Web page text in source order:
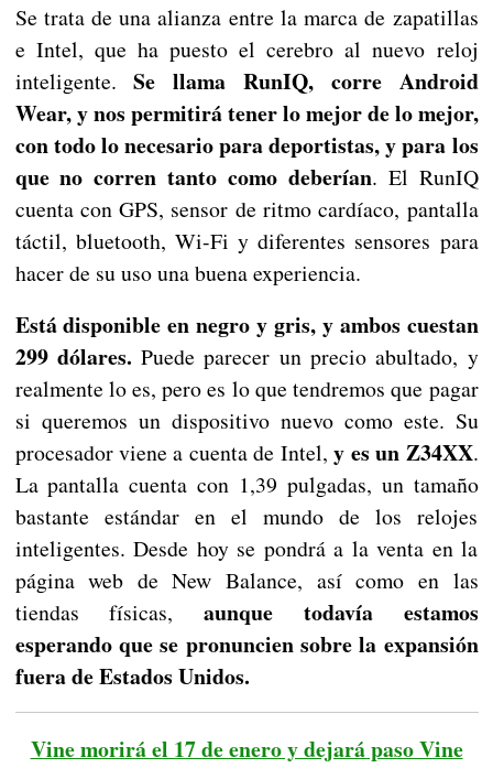
Se trata de una alianza entre la marca de zapatillas
e Intel, que ha puesto el cerebro al nuevo reloj
inteligente.Se llama RunIQ, corre Android
Wear, y nos permitirá tener lo mejor de lo mejor,
con todo lo necesario para deportistas, y para los
que no corren tanto como deberían. El RunIQ
cuenta con GPS, sensor de ritmo cardíaco, pantalla
táctil, bluetooth, Wi-Fi y diferentes sensores para
hacer de su uso una buena experiencia.
Está disponible en negro y gris, y ambos cuestan
299 dólares. Puede parecer un precio abultado, y
realmente lo es, pero es lo que tendremos que pagar
si queremos un dispositivo nuevo como este. Su
procesador viene a cuenta de Intel,y es un Z34XX.
La pantalla cuenta con 1,39 pulgadas, un tamaño
bastante estándar en el mundo de los relojes
inteligentes. Desde hoy se pondrá a la venta en la
página web de New Balance, así como en las
tiendas físicas, aunque todavía estamos
esperando que se pronuncien sobre la expansión
fuera de Estados Unidos.
Vine morirá el 17 de enero y dejará paso Vine